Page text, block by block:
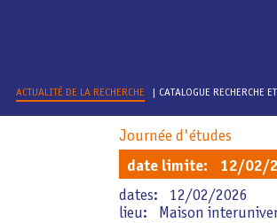
Navigation
principale
ACTUALITÉ DE LA RECHERCHE CATALOGUE RECHERCHE
Journée d'études
date limite: 12/02/
dates: 12/02/2026
lieu: Maison